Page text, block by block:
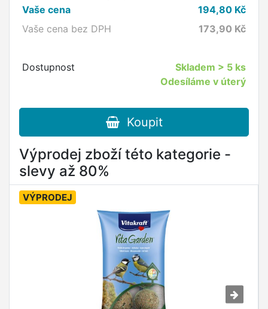
Vaše cena
194,80 Kč
Vaše cena bez DPH
173,90 Kč
Dostupnost Skladem > 5 ks
Odesíláme v úterý
Koupit
Výprodej zboží této kategorie -
slevy až 80%
VÝPRODEJ